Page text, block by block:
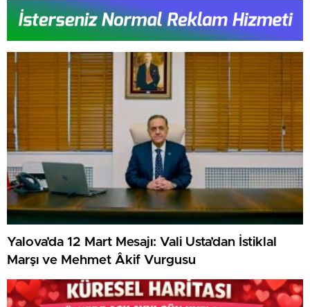
Yalova’da 12 Mart Mesajı: Vali Usta’dan İstiklal
Marşı ve Mehmet Âkif Vurgusu